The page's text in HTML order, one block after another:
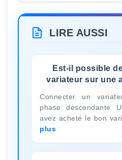
LIRE AUSSI
Est-il possible
variateur sur une
Connecter un
phase descendante
avez acheté le bon
plus